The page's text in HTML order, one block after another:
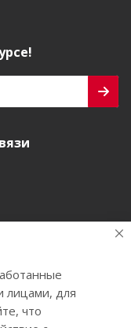
шоссе, 17
лицами, для
что